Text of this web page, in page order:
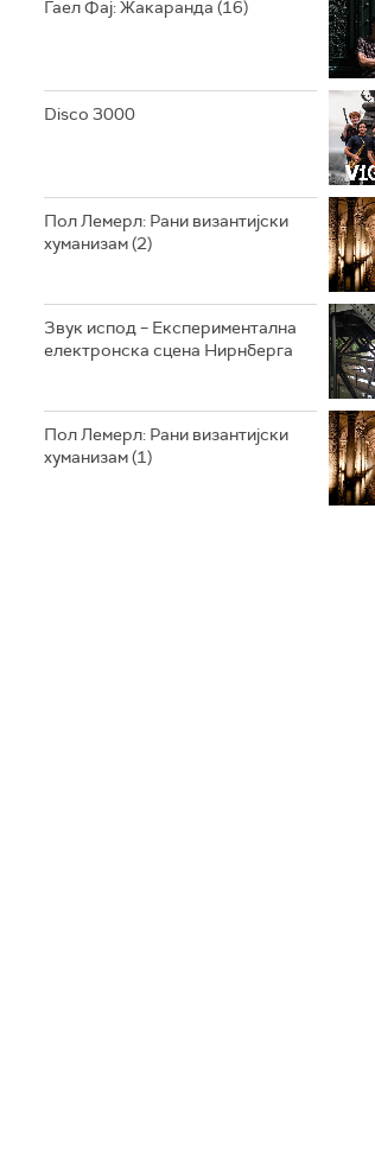
Гаел Фај: Жакаранда (16)
Disco 3000
Пол Лемерл: Рани византијски
хуманизам (2)
Звук испод – Експериментална
електронска сцена Нирнберга
Пол Лемерл: Рани византијски
хуманизам (1)